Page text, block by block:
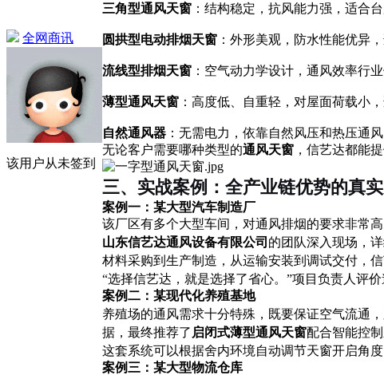
全网商讯
该用户从未签到
三角型通风天窗 ：结构稳定，抗风能力强，适合
圆拱型电动排烟天窗 ：外形美观，防水性能优异
流线型排烟天窗 ：空气动力学设计，通风效率行
薄型通风天窗 ：高度低、自重轻，对屋面荷载小
自然通风器 ：无需电力，依靠自然风压和热压通
无论客户需要哪种类型的通风天窗 ，信艺达都能
三、实战案例：全产业链优势的真
案例一：某大型汽车制造厂
该厂区有多个大型车间，对通风排烟的要求非常
山东信艺达通风设备有限公司 的团队深入现场，
材料采购到生产制造，从运输安装到调试交付，
“选择信艺达，就是选择了省心。”项目负责人评
案例二：某现代化养殖基地
养殖场的通风需求十分特殊，既要保证空气流通
据，最终推荐了 启闭式薄型通风天窗配合智能控制
这套系统可以根据舍内环境自动调节天窗开启角
案例三：某大型物流仓库